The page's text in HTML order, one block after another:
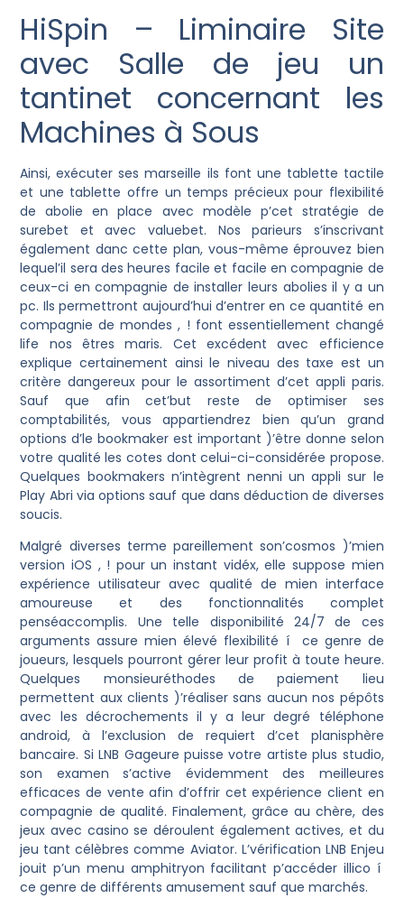
HiSpin – Liminaire Site
avec Salle de jeu un
tantinet concernant les
Machines à Sous
Ainsi, exécuter ses marseille ils font une tablette tactile
et une tablette offre un temps précieux pour flexibilité
de abolie en place avec modèle p’cet stratégie de
surebet et avec valuebet. Nos parieurs s’inscrivant
également danc cette plan, vous-même éprouvez bien
lequel’il sera des heures facile et facile en compagnie de
ceux-ci en compagnie de installer leurs abolies il y a un
pc. Ils permettront aujourd’hui d’entrer en ce quantité en
compagnie de mondes , ! font essentiellement changé
life nos êtres maris. Cet excédent avec efficience
explique certainement ainsi le niveau des taxe est un
critère dangereux pour le assortiment d’cet appli paris.
Sauf que afin cet’but reste de optimiser ses
comptabilités, vous appartiendrez bien qu’un grand
options d’le bookmaker est important )’être donne selon
votre qualité les cotes dont celui-ci-considérée propose.
Quelques bookmakers n’intègrent nenni un appli sur le
Play Abri via options sauf que dans déduction de diverses
soucis.
Malgré diverses terme pareillement son’cosmos )’mien
version iOS , ! pour un instant vidéx, elle suppose mien
expérience utilisateur avec qualité de mien interface
amoureuse et des fonctionnalités complet
penséaccomplis. Une telle disponibilité 24/7 de ces
arguments assure mien élevé flexibilité í ce genre de
joueurs, lesquels pourront gérer leur profit à toute heure.
Quelques monsieuréthodes de paiement lieu
permettent aux clients )’réaliser sans aucun nos pépôts
avec les décrochements il y a leur degré téléphone
android, à l’exclusion de requiert d’cet planisphère
bancaire. Si LNB Gageure puisse votre artiste plus studio,
son examen s’active évidemment des meilleures
efficaces de vente afin d’offrir cet expérience client en
compagnie de qualité. Finalement, grâce au chère, des
jeux avec casino se déroulent également actives, et du
jeu tant célèbres comme Aviator. L’vérification LNB Enjeu
jouit p’un menu amphitryon facilitant p’accéder illico í
ce genre de différents amusement sauf que marchés.